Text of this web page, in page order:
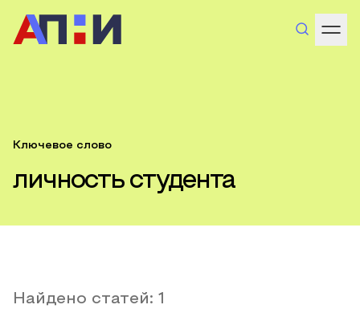
Ключевое слово
личность студента
Найдено статей: 1